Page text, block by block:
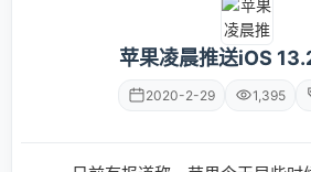
苹果凌晨推送iOS
2020-2-29 1,395